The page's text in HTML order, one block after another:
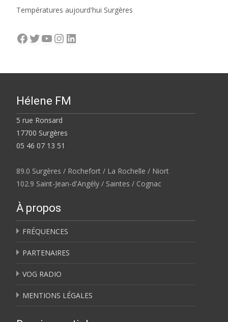
Températures aujourd'hui Surgères
Facebook
Twitter
YouTube
Instagram
LinkedIn
Hélene FM
5 rue Ronsard
17700 Surgères
05 46 07 13 51
89.0 Surgères / Rochefort / La Rochelle / Niort
102.9 Saint-Jean-d'Angély / Saintes / Cognac
À propos
FRÉQUENCES
PARTENAIRES
VOG RADIO
MENTIONS LÉGALES